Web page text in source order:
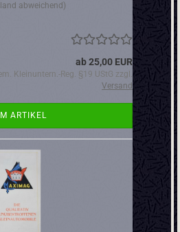
abweichend)
ab 25,00 EUR
Kleinuntern.-Reg. §19 UStG zzgl.
Versand
ARTIKEL